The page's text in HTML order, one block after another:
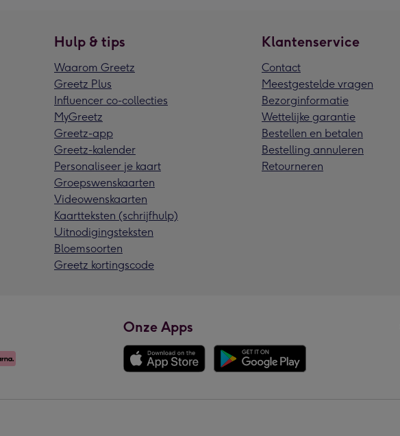
Hulp & tips
Waarom Greetz
Greetz Plus
Influencer co-collecties
MyGreetz
Greetz-app
Greetz-kalender
Personaliseer je kaart
Groepswenskaarten
Videowenskaarten
Kaartteksten (schrijfhulp)
Uitnodigingsteksten
Bloemsoorten
Greetz kortingscode
Klantenservice
Contact
Meestgestelde vragen
Bezorginformatie
Wettelijke garantie
Bestellen en betalen
Bestelling annuleren
Retourneren
Onze Apps